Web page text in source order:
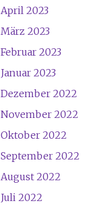
April 2023
März 2023
Februar 2023
Januar 2023
Dezember 2022
November 2022
Oktober 2022
September 2022
August 2022
Juli 2022